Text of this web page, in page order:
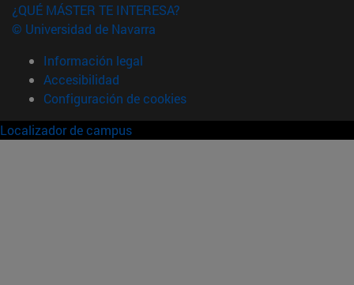
¿QUÉ MÁSTER TE INTERESA?
© Universidad de Navarra
Información legal
Accesibilidad
Configuración de cookies
Localizador de campus